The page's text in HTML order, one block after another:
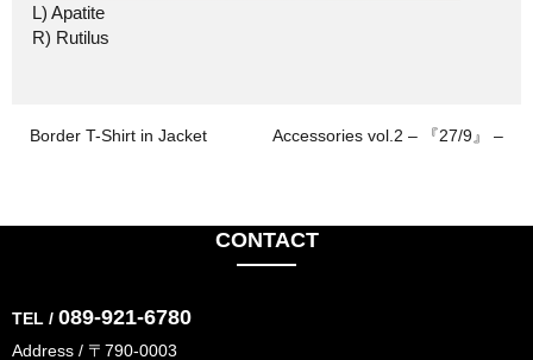
L) Apatite
R) Rutilus
Border T-Shirt in Jacket Accessories vol.2 – 『27/9』 –
CONTACT
TEL / 089-921-6780
Address / 〒790-0003